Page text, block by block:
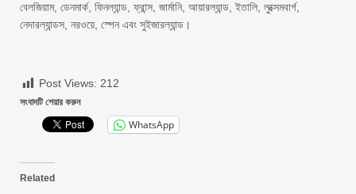
বেলজিয়াম, ডেনমার্ক, ফিনল্যান্ড, ফ্রান্স, জার্মানি, আয়ারল্যান্ড, ইতালি, লুক্সেমবার্গ,
নেদারল্যান্ডস, নরওয়ে, স্পেন এবং সুইজারল্যান্ড।
Post Views: 212
সংবাদটি শেয়ার করুন
WhatsApp
Related